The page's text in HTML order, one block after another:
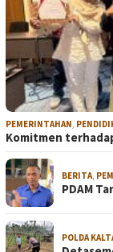
PEMERINTAHAN
Komitmen
BERITA
PDAM
POLDA